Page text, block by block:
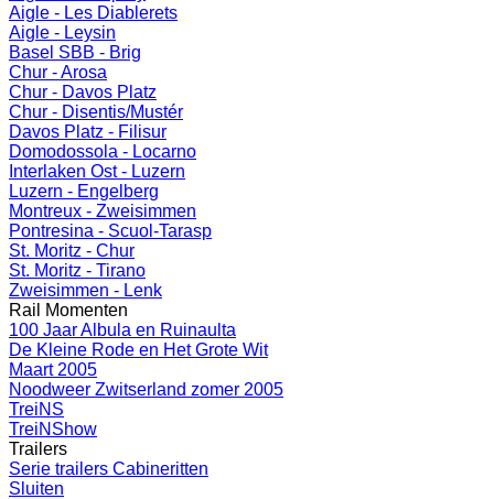
Aigle - Les Diablerets
Aigle - Leysin
Basel SBB - Brig
Chur - Arosa
Chur - Davos Platz
Chur - Disentis/Mustér
Davos Platz - Filisur
Domodossola - Locarno
Interlaken Ost - Luzern
Luzern - Engelberg
Montreux - Zweisimmen
Pontresina - Scuol-Tarasp
St. Moritz - Chur
St. Moritz - Tirano
Zweisimmen - Lenk
Rail Momenten
100 Jaar Albula en Ruinaulta
De Kleine Rode en Het Grote Wit
Maart 2005
Noodweer Zwitserland zomer 2005
TreiNS
TreiNShow
Trailers
Serie trailers Cabineritten
Sluiten